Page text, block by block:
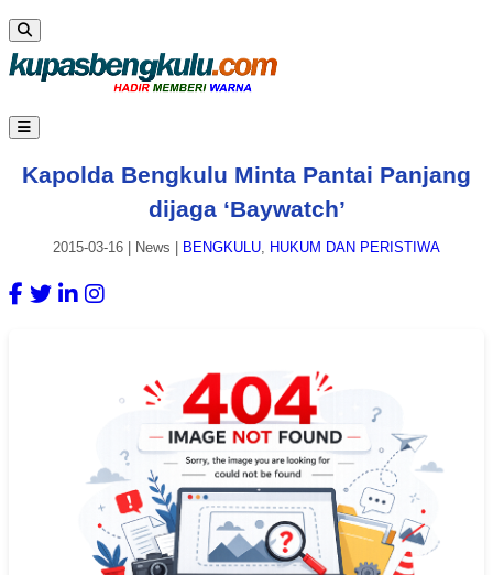
Kapolda Bengkulu Minta Pantai Panjang
dijaga ‘Baywatch’
2015-03-16 News BENGKULU, HUKUM DAN PERISTIWA